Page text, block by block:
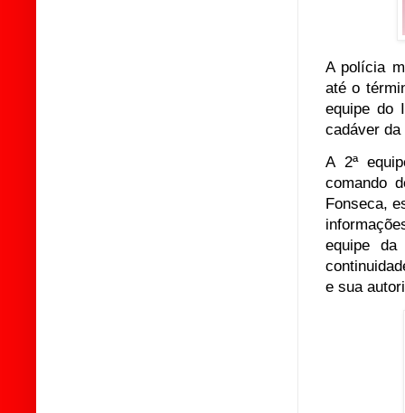
A polícia
até o
equipe do
cadáver
A 2ª
comando
Fonseca,
equipe
e sua